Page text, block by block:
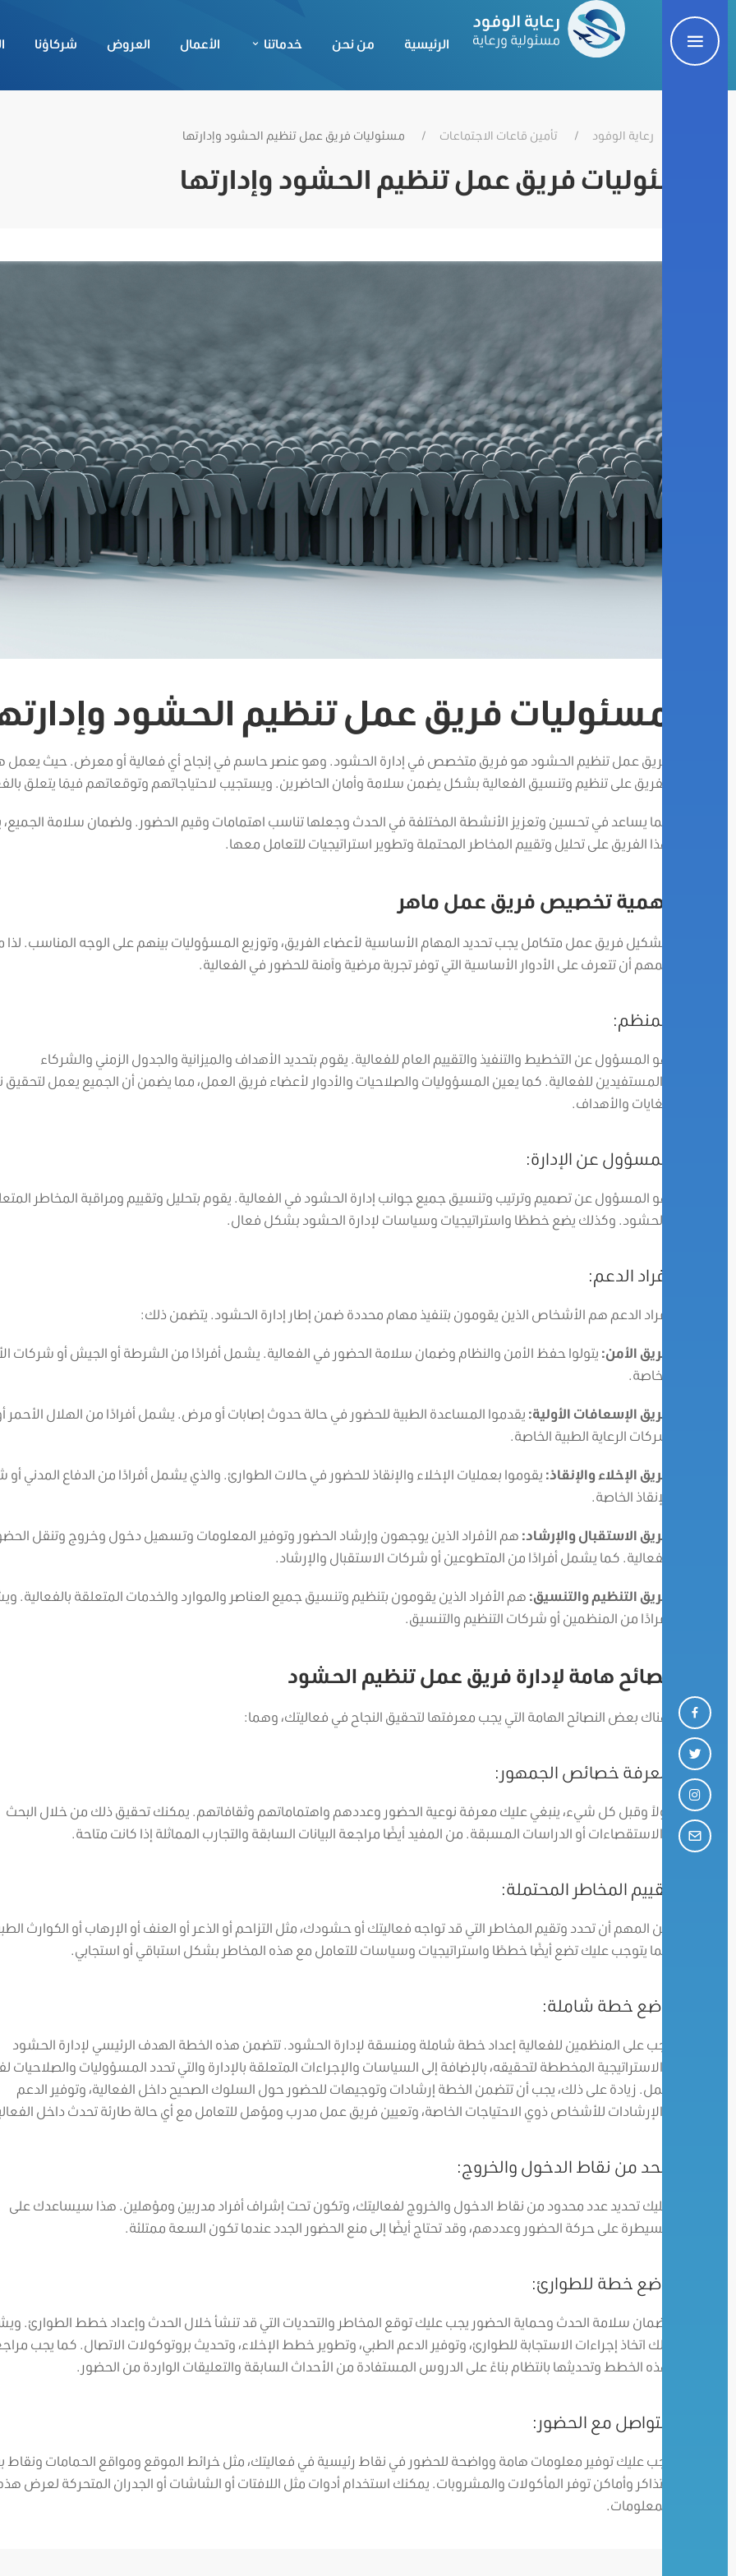
الرئيسية من نحن خدماتنا الأعمال العروض شركاؤنا
رعاية الوفود تأمين قاعات الاجتماعات مسئوليات فريق عمل تنظيم الحشود وإدارتها
مسئوليات فريق عمل تنظيم الحشود وإدارتها
مسئوليات فريق عمل تنظيم الحشود
فريق عمل تنظيم الحشود هو فريق متخصص في إدارة الحشود. وهو عنصر حاسم في إنجاح أي فعالية أو معرض. حيث يعمل
الفريق على تنظيم وتنسيق الفعالية بشكل يضمن سلامة وأمان الحاضرين. ويستجيب لاحتياجاتهم وتوقعاتهم فيمَا يتعلق
كما يساعد في تحسين وتعزيز الأنشطة المختلفة في الحدث وجعلها تناسب اهتمامات وقيم الحضور. ولضمان سلامة
هذا الفريق على تحليل وتقييم المخاطر المحتملة وتطوير استراتيجيات للتعامل معها.
أهمية تخصيص فريق عمل ماهر
لتشكيل فريق عمل متكامل يجب تحديد المهام الأساسية لأعضاء الفريق، وتوزيع المسؤوليات بينهم على الوجه المناسب. لذا
المهم أن تتعرف على الأدوار الأساسية التي توفر تجربة مرضية وآمنة للحضور في الفعالية.
المنظم:
هو المسؤول عن التخطيط والتنفيذ والتقييم العام للفعالية. يقوم بتحديد الأهداف والميزانية والجدول الزمني والشركاء
والمستفيدين للفعالية. كما يعين المسؤوليات والصلاحيات والأدوار لأعضاء فريق العمل، مما يضمن أن الجميع يعمل
الغايات والأهداف.
المسؤول عن الإدارة:
هو المسؤول عن تصميم وترتيب وتنسيق جميع جوانب إدارة الحشود في الفعالية. يقوم بتحليل وتقييم ومراقبة المخاطر
بالحشود. وكذلك يضع خططًا واستراتيجيات وسياسات لإدارة الحشود بشكل فعال.
أفراد الدعم:
أفراد الدعم هم الأشخاص الذين يقومون بتنفيذ مهام محددة ضمن إطار إدارة الحشود. يتضمن ذلك:
فريق الأمن: يتولوا حفظ الأمن والنظام وضمان سلامة الحضور في الفعالية. يشمل أفرادًا من الشرطة أو الجيش أو شركات
الخاصة.
فريق الإسعافات الأولية: يقدموا المساعدة الطبية للحضور في حالة حدوث إصابات أو مرض. يشمل أفرادًا من الهلال الأحمر
شركات الرعاية الطبية الخاصة.
فريق الإخلاء والإنقاذ: يقوموا بعمليات الإخلاء والإنقاذ للحضور في حالات الطوارئ. والذي يشمل أفرادًا من الدفاع المدني
الإنقاذ الخاصة.
فريق الاستقبال والإرشاد: هم الأفراد الذين يوجهون وإرشاد الحضور وتوفير المعلومات وتسهيل دخول وخروج وتنقل
الفعالية. كما يشمل أفرادًا من المتطوعين أو شركات الاستقبال والإرشاد.
فريق التنظيم والتنسيق: هم الأفراد الذين يقومون بتنظيم وتنسيق جميع العناصر والموارد والخدمات المتعلقة بالفعالية.
أفرادًا من المنظمين أو شركات التنظيم والتنسيق.
نصائح هامة لإدارة فريق عمل تنظيم الحشود
هناك بعض النصائح الهامة التي يجب معرفتها لتحقيق النجاح في فعاليتك، وهما:
معرفة خصائص الجمهور:
أولاً وقبل كل شيء، ينبغي عليك معرفة نوعية الحضور وعددهم واهتماماتهم وثقافاتهم. يمكنك تحقيق ذلك من خلال البحث
والاستقصاءات أو الدراسات المسبقة. من المفيد أيضًا مراجعة البيانات السابقة والتجارب المماثلة إذا كانت متاحة.
تقييم المخاطر المحتملة:
من المهم أن تحدد وتقيم المخاطر التي قد تواجه فعاليتك أو حشودك، مثل التزاحم أو الذعر أو العنف أو الإرهاب أو الكوارث
كما يتوجب عليك تضع أيضًا خططًا واستراتيجيات وسياسات للتعامل مع هذه المخاطر بشكل استباقي أو استجابي.
وضع خطة شاملة:
يجب على المنظمين للفعالية إعداد خطة شاملة ومنسقة لإدارة الحشود. تتضمن هذه الخطة الهدف الرئيسي لإدارة الحشود
والاستراتيجية المخططة لتحقيقه، بالإضافة إلى السياسات والإجراءات المتعلقة بالإدارة والتي تحدد المسؤوليات والصلاحيات
عمل. زيادة على ذلك، يجب أن تتضمن الخطة إرشادات وتوجيهات للحضور حول السلوك الصحيح داخل الفعالية، وتوفير الدعم
والإرشادات للأشخاص ذوي الاحتياجات الخاصة، وتعيين فريق عمل مدرب ومؤهل للتعامل مع أي حالة طارئة تحدث داخل
الحد من نقاط الدخول والخروج:
عليك تحديد عدد محدود من نقاط الدخول والخروج لفعاليتك، وتكون تحت إشراف أفراد مدربين ومؤهلين. هذا سيساعدك على
السيطرة على حركة الحضور وعددهم، وقد تحتاج أيضًا إلى منع الحضور الجدد عندما تكون السعة ممتلئة.
وضع خطة للطوارئ:
لضمان سلامة الحدث وحماية الحضور يجب عليك توقع المخاطر والتحديات التي قد تنشأ خلال الحدث وإعداد خطط الطوارئ.
ذلك اتخاذ إجراءات الاستجابة للطوارئ، وتوفير الدعم الطبي، وتطوير خطط الإخلاء، وتحديث بروتوكولات الاتصال. كما يجب
هذه الخطط وتحديثها بانتظام بناءً على الدروس المستفادة من الأحداث السابقة والتعليقات الواردة من الحضور.
التواصل مع الحضور:
يجب عليك توفير معلومات هامة وواضحة للحضور في نقاط رئيسية في فعاليتك، مثل خرائط الموقع ومواقع الحمامات ونقاط
التذاكر وأماكن توفر المأكولات والمشروبات. يمكنك استخدام أدوات مثل اللافتات أو الشاشات أو الجدران المتحركة لعرض
المعلومات.